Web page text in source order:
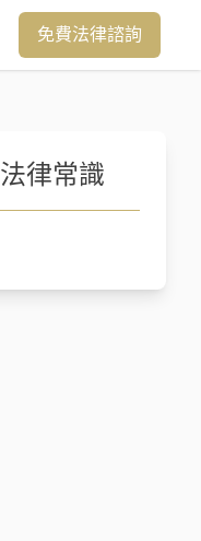
免費法律諮詢
法律常識